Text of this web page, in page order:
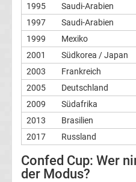
des
Jahres
Alle
DDR-
Trainer
der
1995
Saudi-Arabien
1997
Saudi-Arabien
1999
Mexiko
2001
Südkorea / Japan
2003
Frankreich
2005
Deutschland
2009
Südafrika
2013
Brasilien
2017
Russland
Confed Cup: Wer
der Modus?